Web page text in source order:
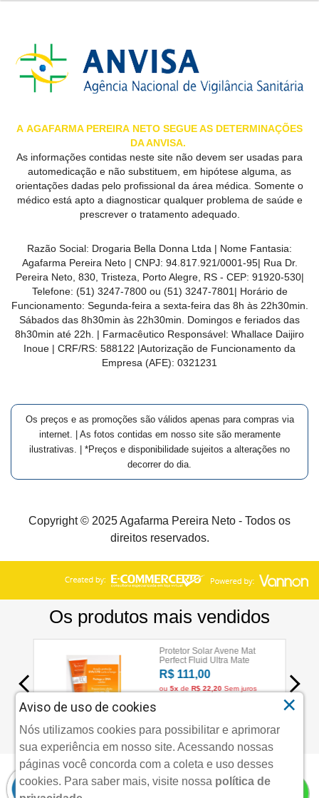
CENTRAL
LOJAS
MAIS
PRÓXIMA
DO
CLIENTE
A AGAFARMA PEREIRA NETO SEGUE AS DETERMINAÇÕES
DA ANVISA.
As informações contidas neste site não devem ser usadas para
automedicação e não substituem, em hipótese alguma, as
orientações dadas pelo profissional da área médica. Somente o
médico está apto a diagnosticar qualquer problema de saúde e
prescrever o tratamento adequado.
Razão Social: Drogaria Bella Donna Ltda | Nome Fantasia:
Agafarma Pereira Neto | CNPJ: 94.817.921/0001-95| Rua Dr.
Pereira Neto, 830, Tristeza, Porto Alegre, RS - CEP: 91920-530|
Telefone: (51) 3247-7800 ou (51) 3247-7801 | Horário de
Funcionamento: Segunda-feira a sexta-feira das 8h às 22h30min.
Sábados das 8h30min às 22h30min. Domingos e feriados das
8h30min até 22h. | Farmacêutico Responsável: Whallace Daijiro
Inoue | CRF/RS: 588122 |Autorização de Funcionamento da
Empresa (AFE): 0321231
Os preços e as promoções são válidos apenas para compras via
internet. | As fotos contidas em nosso site são meramente
ilustrativas. | *Preços e disponibilidade sujeitos a alterações no
decorrer do dia.
Copyright © 2025 Agafarma Pereira Neto - Todos os
direitos reservados.
Aviso de uso de cookies
Nós utilizamos cookies para possibilitar e aprimorar
sua experiência em nosso site. Acessando nossas
páginas você concorda com a coleta e uso desses
cookies. Para saber mais, visite nossa política de
×